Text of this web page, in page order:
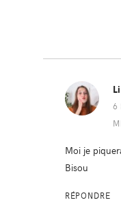
6
Moi je
Bisou
RÉPONDRE